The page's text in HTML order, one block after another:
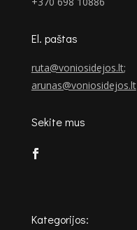
El. paštas
ruta@voniosidejos.lt;
arunas@voniosidejos.lt
Sekite mus
Kategorijos: